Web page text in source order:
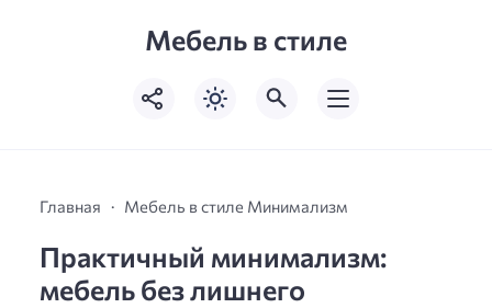
Мебель в стиле
Главная Мебель в стиле Минимализм
Практичный минимализм:
мебель без лишнего